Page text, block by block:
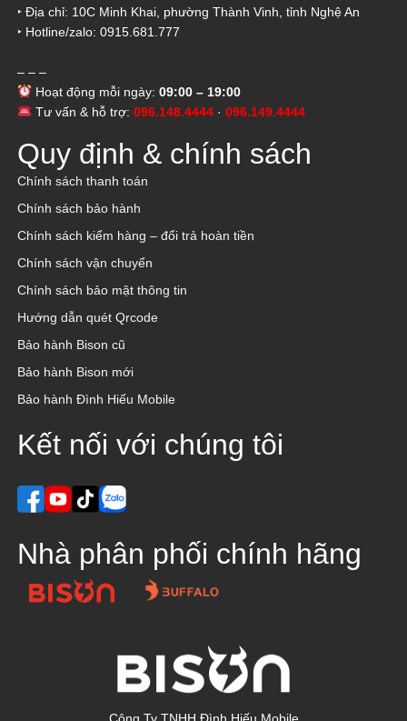
‣ Địa chỉ: 10C Minh Khai, phường Thành Vinh, tỉnh Nghệ An
‣ Hotline/zalo: 0915.681.777
– – –
Hoạt động mỗi ngày: 09:00 – 19:00
Tư vấn & hỗ trợ: 096.148.4444· 096.149.4444
Quy định & chính sách
Chính sách thanh toán
Chính sách bảo hành
Chính sách kiểm hàng – đổi trả hoàn tiền
Chính sách vận chuyển
Chính sách bảo mật thông tin
Hướng dẫn quét Qrcode
Bảo hành Bison cũ
Bảo hành Bison mới
Bảo hành Đình Hiếu Mobile
Kết nối với chúng tôi
Nhà phân phối chính hãng